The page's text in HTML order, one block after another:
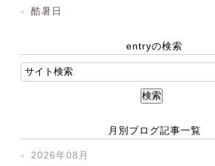
酷暑日
entryの検索
月別ブログ記事一覧
2026年08月